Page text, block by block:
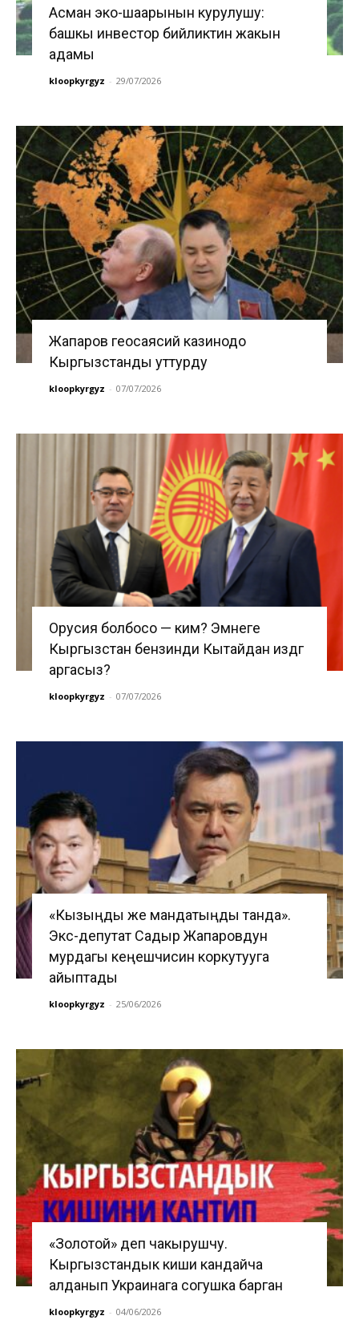
Асман эко-шаарынын курулушу:
башкы инвестор бийликтин жакын
адамы
kloopkyrgyz - 29/07/2026
Жапаров геосаясий казинодо
Кыргызстанды уттурду
kloopkyrgyz - 07/07/2026
Орусия болбосо — ким? Эмнеге
Кыргызстан бензинди Кытайдан издөөгө
аргасыз?
kloopkyrgyz - 07/07/2026
«Кызыңды же мандатыңды танда».
Экс-депутат Садыр Жапаровдун
мурдагы кеңешчисин коркутууга
айыптады
kloopkyrgyz - 25/06/2026
«Золотой» деп чакырушчу.
Кыргызстандык киши кандайча
алданып Украинага согушка барган
kloopkyrgyz - 04/06/2026